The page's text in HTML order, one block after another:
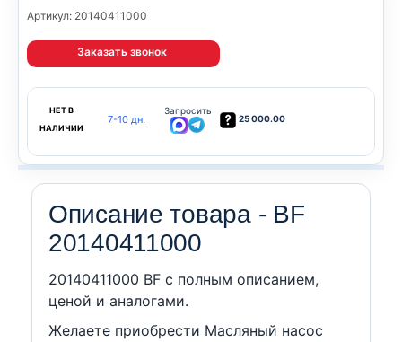
Артикул: 20140411000
Заказать звонок
НЕТ В
НАЛИЧИИ
7-10 дн.
Запросить
25 000.00
Описание товара - BF
20140411000
20140411000 BF c полным описанием,
ценой и аналогами.
Желаете приобрести Масляный насос